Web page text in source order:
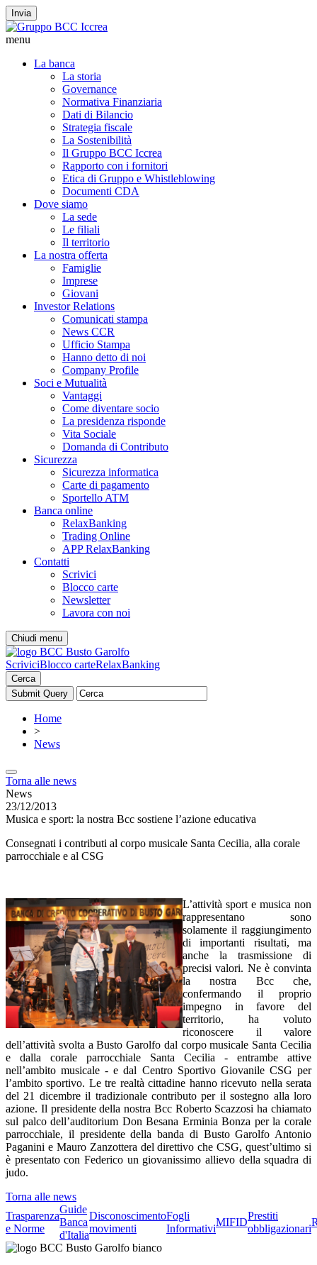
Invia
menu
La banca
La storia
Governance
Normativa Finanziaria
Dati di Bilancio
Strategia fiscale
La Sostenibilità
Il Gruppo BCC Iccrea
Rapporto con i fornitori
Etica di Gruppo e Whistleblowing
Documenti CDA
Dove siamo
La sede
Le filiali
Il territorio
La nostra offerta
Famiglie
Imprese
Giovani
Investor Relations
Comunicati stampa
News CCR
Ufficio Stampa
Hanno detto di noi
Company Profile
Soci e Mutualità
Vantaggi
Come diventare socio
La presidenza risponde
Vita Sociale
Domanda di Contributo
Sicurezza
Sicurezza informatica
Carte di pagamento
Sportello ATM
Banca online
RelaxBanking
Trading Online
APP RelaxBanking
Contatti
Scrivici
Blocco carte
Newsletter
Lavora con noi
Chiudi menu
ScriviciBlocco carteRelaxBanking
Cerca
Home
>
News
Torna alle news
News
23/12/2013
Musica e sport: la nostra Bcc sostiene l’azione educativa
Consegnati i contributi al corpo musicale Santa Cecilia, alla corale
parrocchiale e al CSG
L’attività sport e musica non
rappresentano sono
solamente il raggiungimento
di importanti risultati, ma
anche la trasmissione di
precisi valori. Ne è convinta
la nostra Bcc che,
confermando il proprio
impegno in favore del
territorio, ha voluto
riconoscere il valore
dell’attività svolta a Busto Garolfo dal corpo musicale Santa Cecilia
e dalla corale parrocchiale Santa Cecilia - entrambe attive
nell’ambito musicale - e dal Centro Sportivo Giovanile CSG per
l’ambito sportivo. Le tre realtà cittadine hanno ricevuto nella serata
del 21 dicembre il tradizionale contributo per il sostegno alla loro
azione. Il presidente della nostra Bcc Roberto Scazzosi ha chiamato
sul palco dell’auditorium Don Besana Erminia Bonza per la corale
parrocchiale, il presidente della banda di Busto Garolfo Antonio
Paganini e Mauro Zanzottera del direttivo che CSG, quest’ultimo si
è presentato con Federico un giovanissimo allievo della squadra di
judo.
Torna alle news
Trasparenza
e Norme
Guide
Banca
d'Italia
Disconoscimento
movimenti
Fogli
Informativi
MIFID
Prestiti
obbligazionari